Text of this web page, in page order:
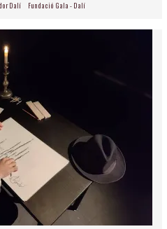
Dalí Fundació Gala - Dalí